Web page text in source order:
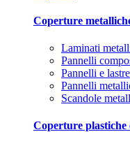
Coperture
Laminati
Pannelli
Pannelli e
Pannelli
Scandole
Coperture